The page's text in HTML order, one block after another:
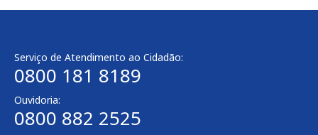
Serviço de Atendimento ao Cidadão:
0800 181 8189
Ouvidoria:
0800 882 2525